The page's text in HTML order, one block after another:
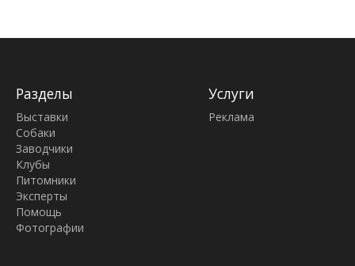
Разделы
Выставки
Собаки
Заводчики
Клубы
Питомники
Эксперты
Помощь
Фотографии
Услуги
Реклама